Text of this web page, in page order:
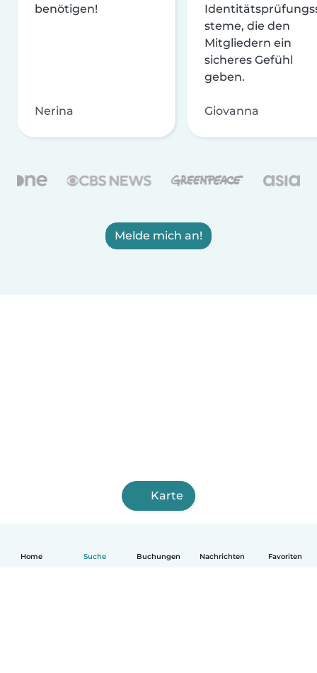
Home Suche Buchungen Nachrichten Favoriten
benötigen!
Nerina
steme, die den
Mitgliedern ein
sicheres Gefühl
geben.
Giovanna
Melde mich an!
Karte